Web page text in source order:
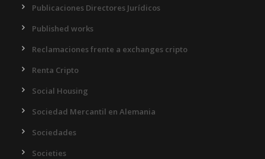
Publicaciones Directores Jurídicos
Published works
Reclamaciones frente a exchanges cripto
Renta Cripto
Social Housing
Sociedad Mercantil en Alemania
Sociedades
Societies